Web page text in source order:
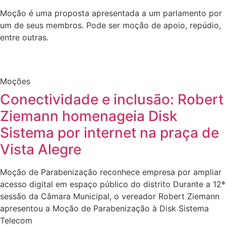
Moção é uma proposta apresentada a um parlamento por
um de seus membros. Pode ser moção de apoio, repúdio,
entre outras.
Moções
Conectividade e inclusão: Robert
Ziemann homenageia Disk
Sistema por internet na praça de
Vista Alegre
Moção de Parabenização reconhece empresa por ampliar
acesso digital em espaço público do distrito Durante a 12ª
sessão da Câmara Municipal, o vereador Robert Ziemann
apresentou a Moção de Parabenização à Disk Sistema
Telecom